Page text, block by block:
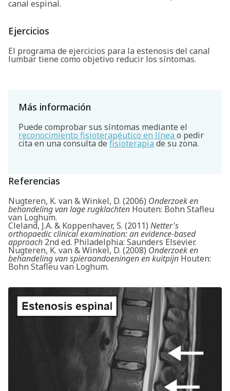
canal espinal.
Ejercicios
El programa de ejercicios para la estenosis del canal
lumbar tiene como objetivo reducir los síntomas.
Más información
Puede comprobar sus síntomas mediante el
reconocimiento fisioterapéutico en línea o pedir
cita en una consulta defisioterapiade su zona.
Referencias
Nugteren, K. van & Winkel, D. (2006) Onderzoek en
behandeling van lage rugklachten Houten: Bohn Stafleu
van Loghum.
Cleland, J.A. & Koppenhaver, S. (2011) Netter's
orthopaedic clinical examination: an evidence-based
approach 2nd ed. Philadelphia: Saunders Elsevier.
Nugteren, K. van & Winkel, D. (2008) Onderzoek en
behandeling van spieraandoeningen en kuitpijn Houten:
Bohn Stafleu van Loghum.